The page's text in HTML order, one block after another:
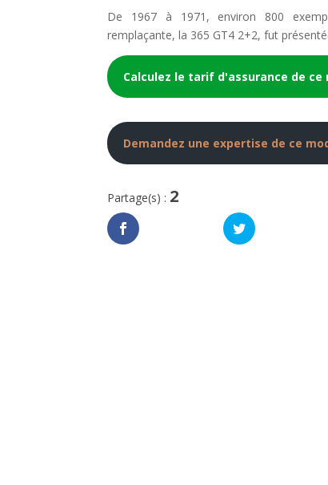
De 1967 à 1971, environ 800
remplaçante, la 365 GT4 2+2, fut
Calculez le tarif d'assurance de ce
Demandez une expertise de ce
Partage(s) : 2